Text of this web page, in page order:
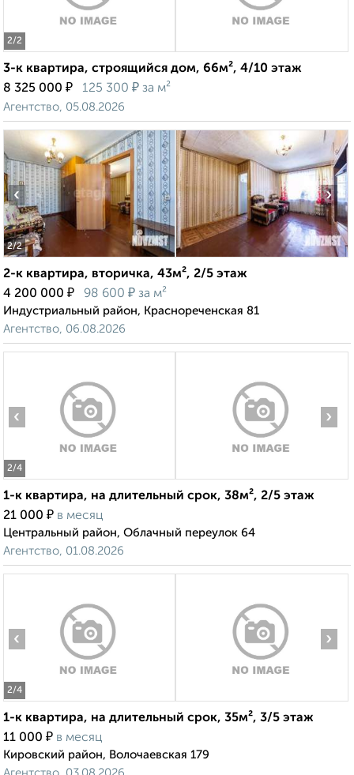
2/2
3-к квартира, строящийся дом, 66м², 4/10 этаж
8 325 000 ₽ 125 300 ₽ за м²
Агентство, 05.08.2026
2/2
‹ ›
2-к квартира, вторичка, 43м², 2/5 этаж
4 200 000 ₽ 98 600 ₽ за м²
Индустриальный район, Краснореченская 81
Агентство, 06.08.2026
2/4
‹ ›
1-к квартира, на длительный срок, 38м², 2/5 этаж
21 000 ₽ в месяц
Центральный район, Облачный переулок 64
Агентство, 01.08.2026
2/4
‹ ›
1-к квартира, на длительный срок, 35м², 3/5 этаж
11 000 ₽ в месяц
Кировский район, Волочаевская 179